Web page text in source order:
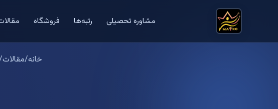
مشاوره تحصیلی رتبه‌ها فروشگاه
خانه/مقالات